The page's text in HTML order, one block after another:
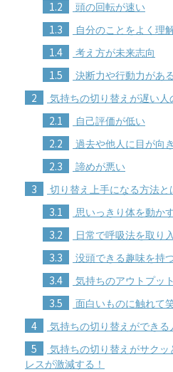
1.2 頭の回転が速い
1.3 自分のことをよく理
1.4 考え方が未来志向
1.5 決断力や行動力がある
2 気持ちの切り替えが遅い人
2.1 自己評価が低い
2.2 過去や他人に目が向
2.3 諦めが悪い
3 切り替え上手になる方法と
3.1 思いっきり体を動か
3.2 日常で呼吸法を取り
3.3 没頭できる趣味を持
3.4 気持ちのアウトプッ
3.5 面白いものに触れて
4 気持ちの切り替えができる
5
気持ちの切り替えがサクッ
レスが激減する！